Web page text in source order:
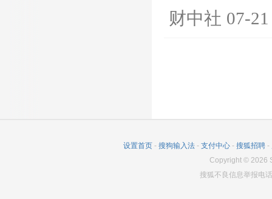
财中社 07-
设置首页 - 搜狗输入法 - 支付中心 - 搜狐招聘 -
Copyright © 2026
搜狐不良信息举报电